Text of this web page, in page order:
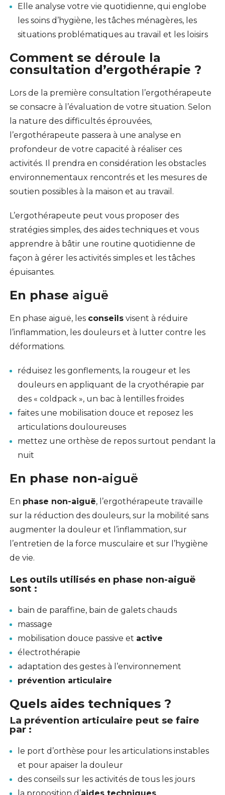
Elle analyse votre vie quotidienne, qui englobe
les soins d’hygiène, les tâches ménagères, les
situations problématiques au travail et les loisirs
Comment se déroule la
consultation d’ergothérapie ?
Lors de la première consultation l’ergothérapeute
se consacre à l’évaluation de votre situation. Selon
la nature des difficultés éprouvées,
l’ergothérapeute passera à une analyse en
profondeur de votre capacité à réaliser ces
activités. Il prendra en considération les obstacles
environnementaux rencontrés et les mesures de
soutien possibles à la maison et au travail.
L’ergothérapeute peut vous proposer des
stratégies simples, des aides techniques et vous
apprendre à bâtir une routine quotidienne de
façon à gérer les activités simples et les tâches
épuisantes.
En phase aiguë
En phase aiguë, les conseilsvisent à réduire
l’inflammation, les douleurs et à lutter contre les
déformations.
réduisez les gonflements, la rougeur et les
douleurs en appliquant de la cryothérapie par
des « coldpack », un bac à lentilles froides
faites une mobilisation douce et reposez les
articulations douloureuses
mettez une orthèse de repos surtout pendant la
nuit
En phase non-aiguë
En phase non-aiguë, l’ergothérapeute travaille
sur la réduction des douleurs, sur la mobilité sans
augmenter la douleur et l’inflammation, sur
l’entretien de la force musculaire et sur l’hygiène
de vie.
Les outils utilisés en phase non-aiguë
sont :
bain de paraffine, bain de galets chauds
massage
mobilisation douce passive et active
électrothérapie
adaptation des gestes à l’environnement
prévention articulaire
Quels aides techniques ?
La prévention articulaire peut se faire
par :
le port d’orthèse pour les articulations instables
et pour apaiser la douleur
des conseils sur les activités de tous les jours